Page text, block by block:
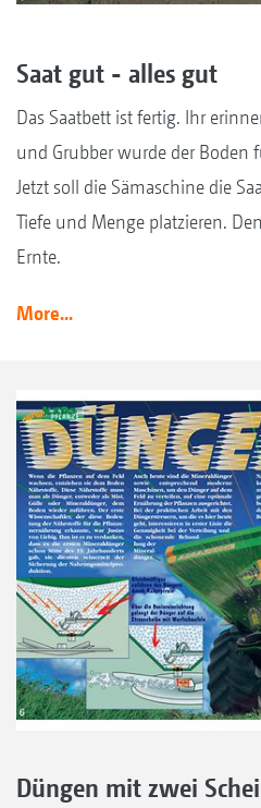
Saat gut - alles gut
Das Saatbett ist fertig. Ihr
und Grubber wurde der Boden
Jetzt soll die Sämaschine die
Tiefe und Menge platzieren.
Ernte.
More...
Düngen mit zwei